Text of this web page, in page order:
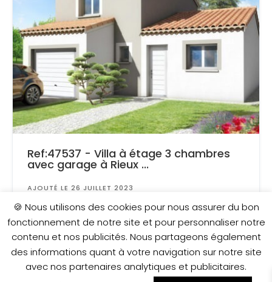
Ref:47537 - Villa à étage 3 chambres
avec garage à Rieux ...
AJOUTÉ LE 26 JUILLET 2023
Surface: 580 m²
205 600 €
🍪 Nous utilisons des cookies pour nous assurer du bon
fonctionnement de notre site et pour personnaliser notre
contenu et nos publicités. Nous partageons également
des informations quant à votre navigation sur notre site
avec nos partenaires analytiques et publicitaires.